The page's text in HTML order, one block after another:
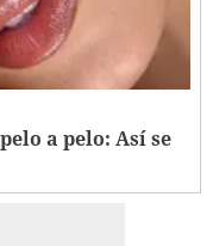
a pelo: Así se